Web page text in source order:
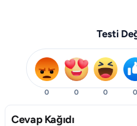
Testi
0 0 0 0
Cevap Kağıdı